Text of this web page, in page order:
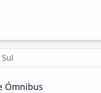
Ómnibus